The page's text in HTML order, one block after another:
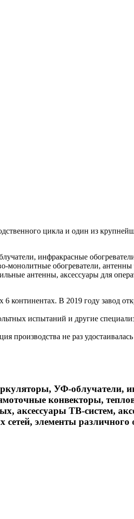
цикла и один из
инфракрасные
обогреватели,
антенны, аксессуары для
континентах. В 2019 году завод
испытаний и другие
производства не раз
УФ-облучатели,
конвекторы,
аксессуары ТВ-систем,
элементы